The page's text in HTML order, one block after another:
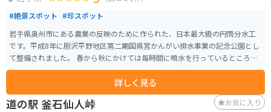
として栄えた「盛岡城跡公園」などがあります。 大東町の名産品としては、
先述の「大東そば」の他に、きのこや山菜、雑穀なども有名です。地元の食
材を使ったお土産も道の駅で購入できます。 自然豊かな大東町で、地元の味
覚や景色を楽しみながら、道の駅 だいとうでゆっくりと休憩してみてはいか
がでしょうか。
#絶景スポット #珍スポット
岩手県奥州市にある農業の反映のために作られた、日本最大級の円筒分水工
です。平成8年に胆沢平野地区第二期国県営かんがい排水事業の記念公園とし
て整備されました。 春から秋にかけては毎時間に噴水を行っているところを
見ることが出来ます。近くには公園や水車もあり、自然の感じるにはもって
こいの場所です。トイレもあるので、休憩がてらに観光を楽しめるのでおす
すめです。
詳しく見る
道の駅 釜石仙人峠 お気に入り